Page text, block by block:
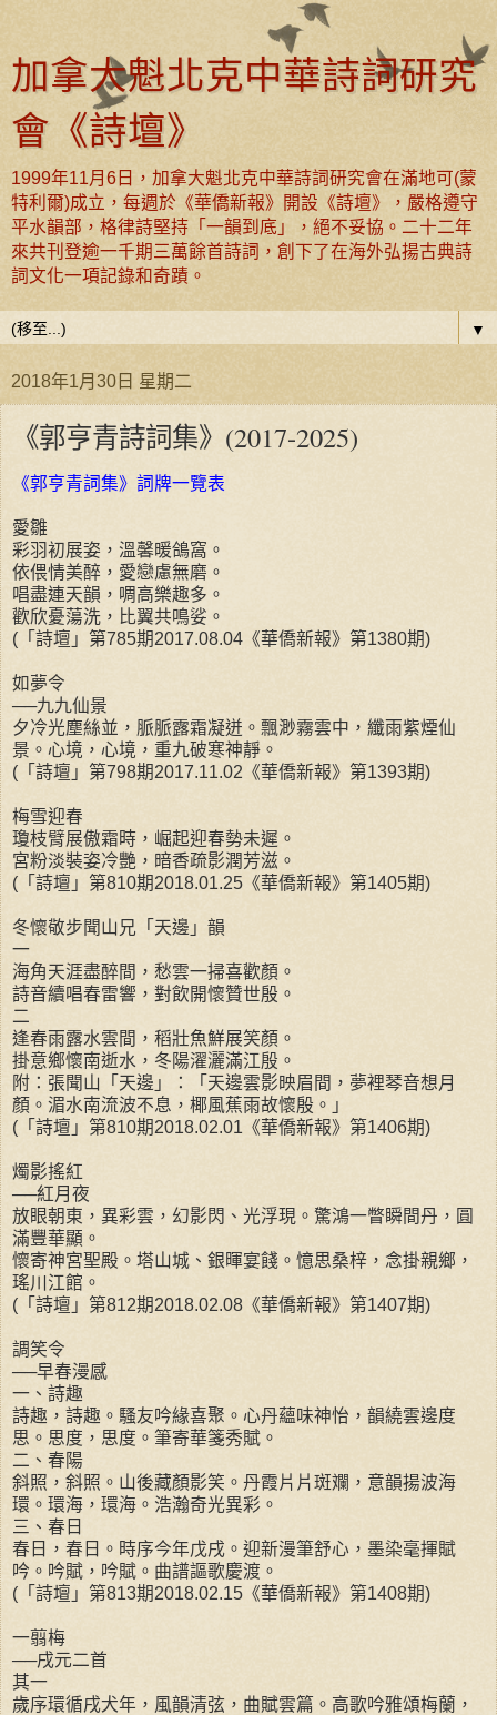
加拿大魁北克中華詩詞研究
會《詩壇》
1999年11月6日，加拿大魁北克中華詩詞研究會在滿地可(蒙
特利爾)成立，每週於《華僑新報》開設《詩壇》，嚴格遵守
平水韻部，格律詩堅持「一韻到底」，絕不妥協。二十二年
來共刊登逾一千期三萬餘首詩詞，創下了在海外弘揚古典詩
詞文化一項記錄和奇蹟。
▼
2018年1月30日 星期二
《郭亨青詩詞集》(2017-2025)
《郭亨青詞集》詞牌一覽表
愛雛
彩羽初展姿，溫馨暖鴿窩。
依偎情美醉，愛戀慮無磨。
唱盡連天韻，啁高樂趣多。
歡欣憂蕩洗，比翼共鳴娑。
(「詩壇」第785期2017.08.04《華僑新報》第1380期)
如夢令
──九九仙景
夕冷光塵絲並，脈脈露霜凝迸。飄渺霧雲中，纖雨紫煙仙
景。心境，心境，重九破寒神靜。
(「詩壇」第798期2017.11.02《華僑新報》第1393期)
梅雪迎春
瓊枝臂展傲霜時，崛起迎春勢未遲。
宮粉淡裝姿冷艷，暗香疏影潤芳滋。
(「詩壇」第810期2018.01.25《華僑新報》第1405期)
冬懷敬步聞山兄「天邊」韻
一
海角天涯盡醉間，愁雲一掃喜歡顏。
詩音續唱春雷響，對飲開懷贊世殷。
二
逢春雨露水雲間，稻壯魚鮮展笑顏。
掛意鄉懷南逝水，冬陽濯灑滿江殷。
附：張聞山「天邊」：「天邊雲影映眉間，夢裡琴音想月
顏。湄水南流波不息，椰風蕉雨故懷殷。」
(「詩壇」第810期2018.02.01《華僑新報》第1406期)
燭影搖紅
──紅月夜
放眼朝東，異彩雲，幻影閃、光浮現。驚鴻一瞥瞬間丹，圓
滿豐華顯。
懷寄神宮聖殿。塔山城、銀暉宴餞。憶思桑梓，念掛親鄉，
瑤川江館。
(「詩壇」第812期2018.02.08《華僑新報》第1407期)
調笑令
──早春漫感
一、詩趣
詩趣，詩趣。騷友吟緣喜聚。心丹蘊味神怡，韻繞雲邊度
思。思度，思度。筆寄華箋秀賦。
二、春陽
斜照，斜照。山後藏顏影笑。丹霞片片斑斕，意韻揚波海
環。環海，環海。浩瀚奇光異彩。
三、春日
春日，春日。時序今年戊戌。迎新漫筆舒心，墨染毫揮賦
吟。吟賦，吟賦。曲譜謳歌慶渡。
(「詩壇」第813期2018.02.15《華僑新報》第1408期)
一翦梅
──戌元二首
其一
歲序環循戌犬年，風韻清弦，曲賦雲篇。高歌吟雅頌梅蘭，